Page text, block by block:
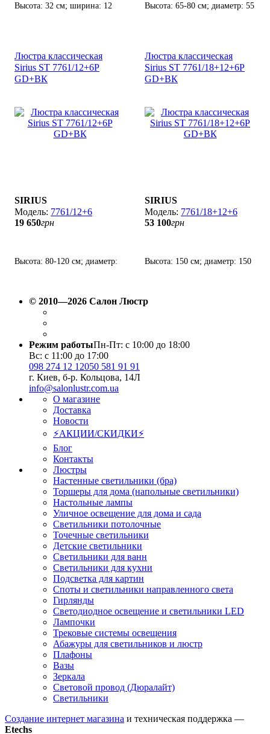
Высота: 32 см; ширина: 12
Высота: 65-80 см; диаметр: 55
Люстра классическая
Sirius SТ 7761/12+6P
GD+ВК
SIRIUS
7761/12+6
19 650грн
Высота: 80-120 см; диаметр:
Люстра классическая
Sirius SТ 7761/18+12+6P
GD+ВК
SIRIUS
7761/18+12+6
53 100грн
Высота: 150 см; диаметр: 150
© 2010—2026 Салон Люстр
Режим работыПн-Пт: с 10:00 до 18:00
Вс: с 11:00 до 17:00
098 274 12 12050 581 91 91
г. Киев, б-р. Кольцова, 14Л
info@salonlustr.com.ua
О магазине
Доставка
Новости
⚡АКЦИИ/СКИДКИ⚡
Блог
Контакты
Люстры
Настенные светильники (бра)
Торшеры для дома (напольные светильники)
Настольные лампы
Уличное освещение для дома и сада
Светильники потолочные
Точечные светильники
Детские светильники
Светильники для ванн
Светильники для кухни
Подсветка для картин
Споты и светильники направленного света
Гирлянды
Светодиодное освещение и светильники LED
Лампочки
Трековые системы освещения
Абажуры для светильников и люстр
Плафоны
Вазы
Зеркала
Световой провод (Дюралайт)
Светильники
Создание интернет магазина и техническая поддержка —
Etechs